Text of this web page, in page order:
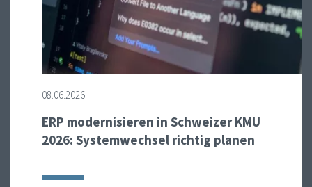
08.06.2026
ERP modernisieren in Schweizer KMU
2026: Systemwechsel richtig planen